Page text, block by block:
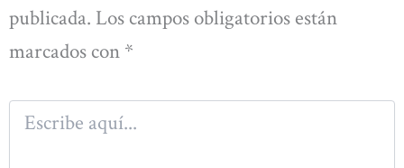
publicada. Los campos obligatorios están
marcados con *
Escribe
aquí...